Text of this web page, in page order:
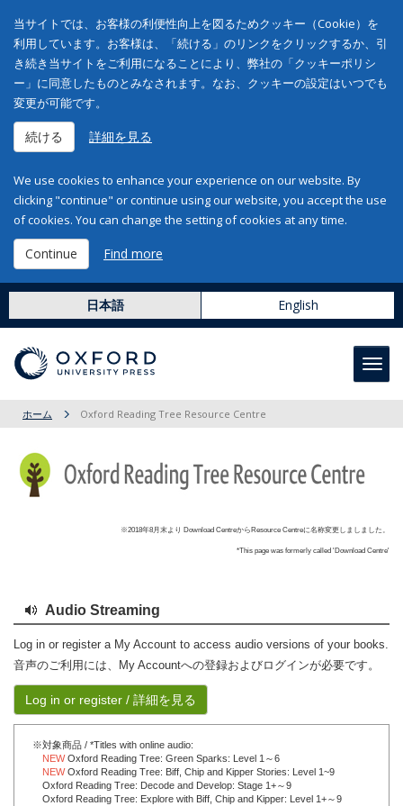
当サイトでは、お客様の利便性向上を図るためクッキー（Cookie）を
利用しています。お客様は、「続ける」のリンクをクリックするか、引
き続き当サイトをご利用になることにより、弊社の「クッキーポリシ
ー」に同意したものとみなされます。なお、クッキーの設定はいつでも
変更が可能です。
続ける 詳細を見る
We use cookies to enhance your experience on our website. By
clicking "continue" or continue using our website, you accept the use
of cookies. You can change the setting of cookies at any time.
Continue Find more
日本語 English
ホーム Oxford Reading Tree Resource Centre
※2018年8月末より Download CentreからResource Centreに名称変更しましました。
*This page was formerly called 'Download Centre'
Audio Streaming
Log in or register a My Account to access audio versions of your books.
音声のご利用には、My Accountへの登録およびログインが必要です。
Log in or register / 詳細を見る
※対象商品 / *Titles with online audio:
NEWOxford Reading Tree: Green Sparks: Level 1～6
NEWOxford Reading Tree: Biff, Chip and Kipper Stories: Level 1~9
Oxford Reading Tree: Decode and Develop: Stage 1+～9
Oxford Reading Tree: Explore with Biff, Chip and Kipper: Level 1+～9